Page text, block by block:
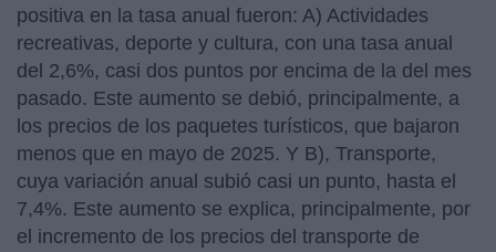
positiva en la tasa anual fueron: A) Actividades
recreativas, deporte y cultura, con una tasa anual
del 2,6%, casi dos puntos por encima de la del mes
pasado. Este aumento se debió, principalmente, a
los precios de los paquetes turísticos, que bajaron
menos que en mayo de 2025. Y B), Transporte,
cuya variación anual subió casi un punto, hasta el
7,4%. Este aumento se explica, principalmente, por
el incremento de los precios del transporte de